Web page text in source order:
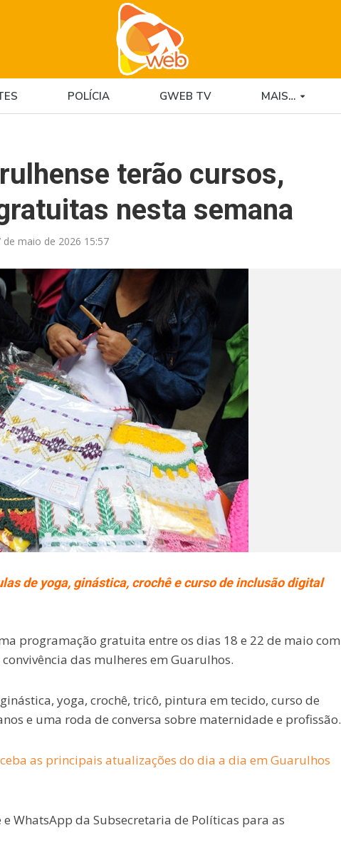
POLÍCIA GWEB TV MAIS…
terão cursos,
nesta semana
de maio de 2026 15:57
de yoga, ginástica, crochê e curso de inclusão digital
programação gratuita entre os dias 18 e 22 de maio com
das mulheres em Guarulhos.
yoga, crochê, tricô, pintura em tecido, curso de
e uma roda de conversa sobre maternidade e profissão.
as principais atualizações do dia a dia em Guarulhos
WhatsApp da Subsecretaria de Políticas para as